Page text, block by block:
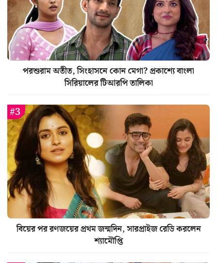
পরশুরাম অতীত, সিংহাসনে কোন মেগা? প্রকাশ্যে বাংলা
সিরিয়ালের টিআরপি তালিকা
বিয়ের পর রণজয়ের প্রথম জন্মদিন, সারপ্রাইজ রেডি করলেন
শ্যামৌপ্তি